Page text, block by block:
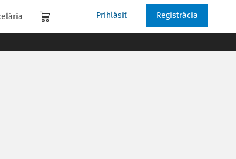
Prihlásiť Registrácia